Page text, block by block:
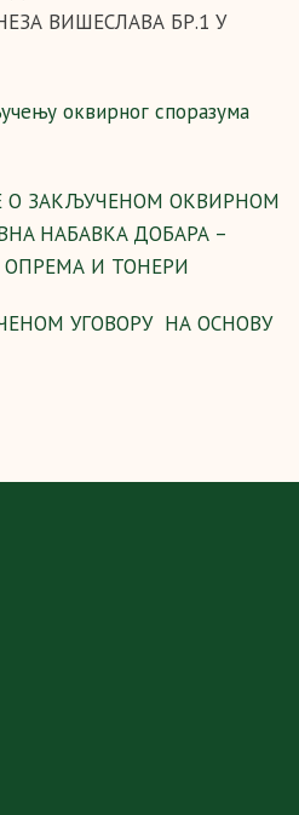
ВИШЕСЛАВА БР.1 У
оквирног споразума
О ЗАКЉУЧЕНОМ ОКВИРНОМ
НАБАВКA ДОБАРА –
ОПРЕМА И ТОНЕРИ
УГОВОРУ НА ОСНОВУ